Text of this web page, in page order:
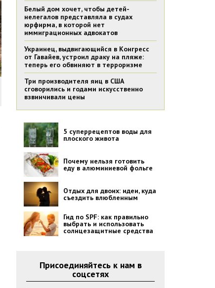
Белый дом хочет, чтобы детей-
нелегалов представляла в судах
юрфирма, в которой нет
иммиграционных адвокатов
Украинец, выдвигающийся в Конгресс
от Гавайев, устроил драку на пляже:
теперь его обвиняют в терроризме
Три производителя яиц в США
сговорились и годами искусственно
взвинчивали цены
5 суперрецептов воды для
плоского живота
Почему нельзя готовить
еду в алюминиевой фольге
Отдых для двоих: идеи, куда
съездить влюбленным
Гид по SPF: как правильно
выбрать и использовать
солнцезащитные средства
Присоединяйтесь к нам в
соцсетях